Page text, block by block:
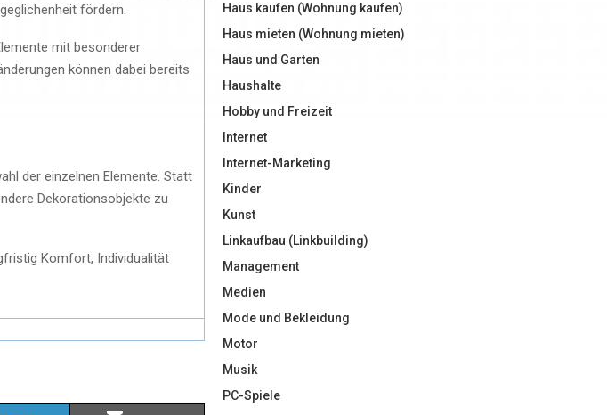
fördern.
mit besonderer
können dabei bereits
der einzelnen Elemente. Statt
Dekorationsobjekte zu
Komfort, Individualität
Haus kaufen (Wohnung kaufen)
Haus mieten (Wohnung mieten)
Haus und Garten
Haushalte
Hobby und Freizeit
Internet
Internet-Marketing
Kinder
Kunst
Linkaufbau (Linkbuilding)
Management
Medien
Mode und Bekleidung
Motor
Musik
PC-Spiele